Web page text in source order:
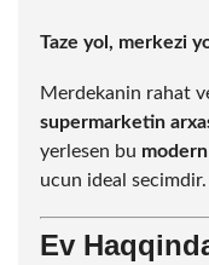
Taze yol, merkezi
Merdekanin rahat
supermarketin
yerlesen bu
ucun ideal secimdir.
Ev